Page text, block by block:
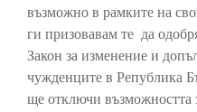
възможно в рамките на
ги призовавам те да
Закон за изменение и
чужденците в Република
ще отключи възможността